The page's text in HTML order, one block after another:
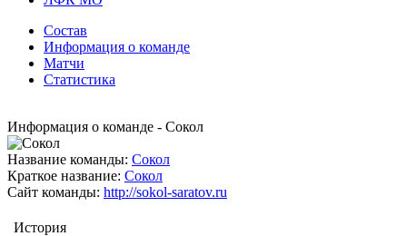
Состав
Информация о команде
Матчи
Статистика
Информация о команде - Сокол
Название команды: Сокол
Краткое название: Сокол
Сайт команды: http://sokol-saratov.ru
История